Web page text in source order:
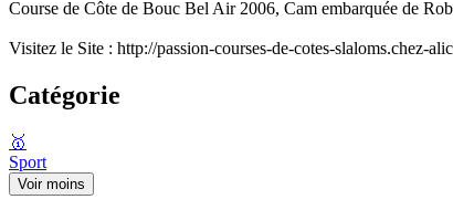
Course de Côte de Bouc Bel Air 2006, Cam embarquée de
Visitez le Site : http://passion-courses-de-cotes-slaloms.chez-
Catégorie
🥇
Sport
Voir moins